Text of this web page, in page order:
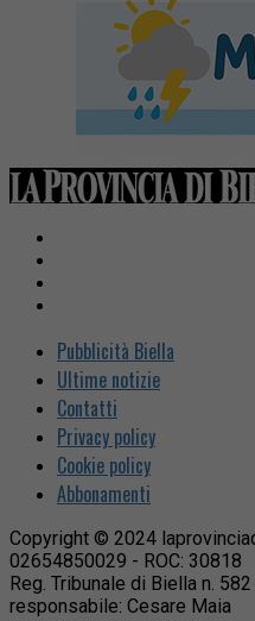
Pubblicità Biella
Ultime notizie
Contatti
Privacy policy
Cookie policy
Abbonamenti
Copyright © 2024
02654850029 - ROC: 30818
Reg. Tribunale di Biella n.
responsabile: Cesare Maia